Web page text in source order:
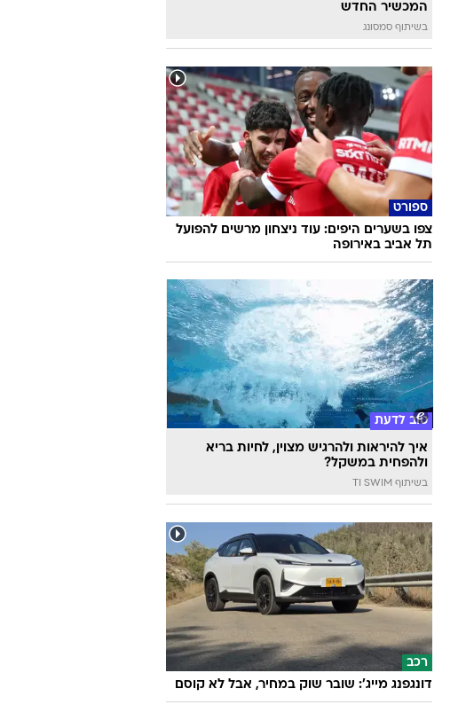
המכשיר החדש
בשיתוף סמסונג
ספורט
צפו בשערים היפים: עוד ניצחון מרשים להפועל
תל אביב באירופה
טוב לדעת
איך להיראות ולהרגיש מצוין, לחיות בריא
ולהפחית במשקל?
בשיתוף TI SWIM
רכב
דונגפנג מייג': שובר שוק במחיר, אבל לא קוסם